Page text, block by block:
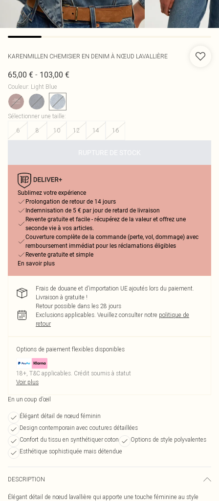
KARENMILLEN CHEMISIER EN DENIM À NŒUD LAVALLIÈRE
65,00 € - 103,00 €
Couleur: Light Blue
Sélectionner une taille:
6
8 10 12 14 16
RUPTURE DE STOCK
Sublimez votre expérience
Prolongation de retour de 14 jours
Indemnisation de 5 € par jour de retard de livraison
Revente gratuite et facile - récupérez de la valeur et offrez une
seconde vie à vos articles.
Couverture complète de la commande (perte, vol, dommage) avec
remboursement immédiat pour les réclamations éligibles
Revente gratuite et simple
En savoir plus
Frais de douane et d’importation UE ajoutés lors du paiement.
Livraison à gratuite !
Retour possible dans les 28 jours
Exclusions applicables. Veuillez consulter notre politique de
retour
Options de paiement flexibles disponibles
18+, T&C applicables. Crédit soumis à statut
Voir plus
En un coup d’œil
Élégant détail de nœud féminin
Design contemporain avec coutures détaillées
Confort du tissu en synthétiquer coton
Options de style polyvalentes
Esthétique sophistiquée mais détendue
DESCRIPTION
Élégant détail de nœud lavallière qui apporte une touche féminine au style